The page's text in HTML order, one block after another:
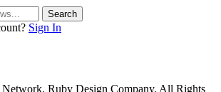
Sign In
Ruby Design Company. All Rights